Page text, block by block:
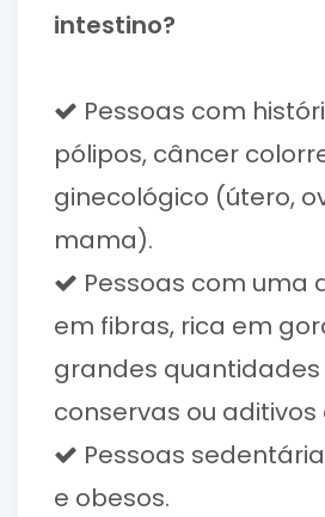
intestino?
Pessoas com
pólipos, câncer
ginecológico (útero,
mama).
Pessoas com uma
em fibras, rica em
grandes quantidades
conservas ou aditivos
Pessoas
e obesos.